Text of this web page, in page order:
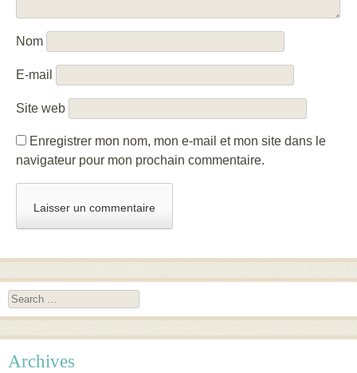
Nom
E-mail
Site web
Enregistrer mon nom, mon e-mail et mon site dans le
navigateur pour mon prochain commentaire.
Search
Archives